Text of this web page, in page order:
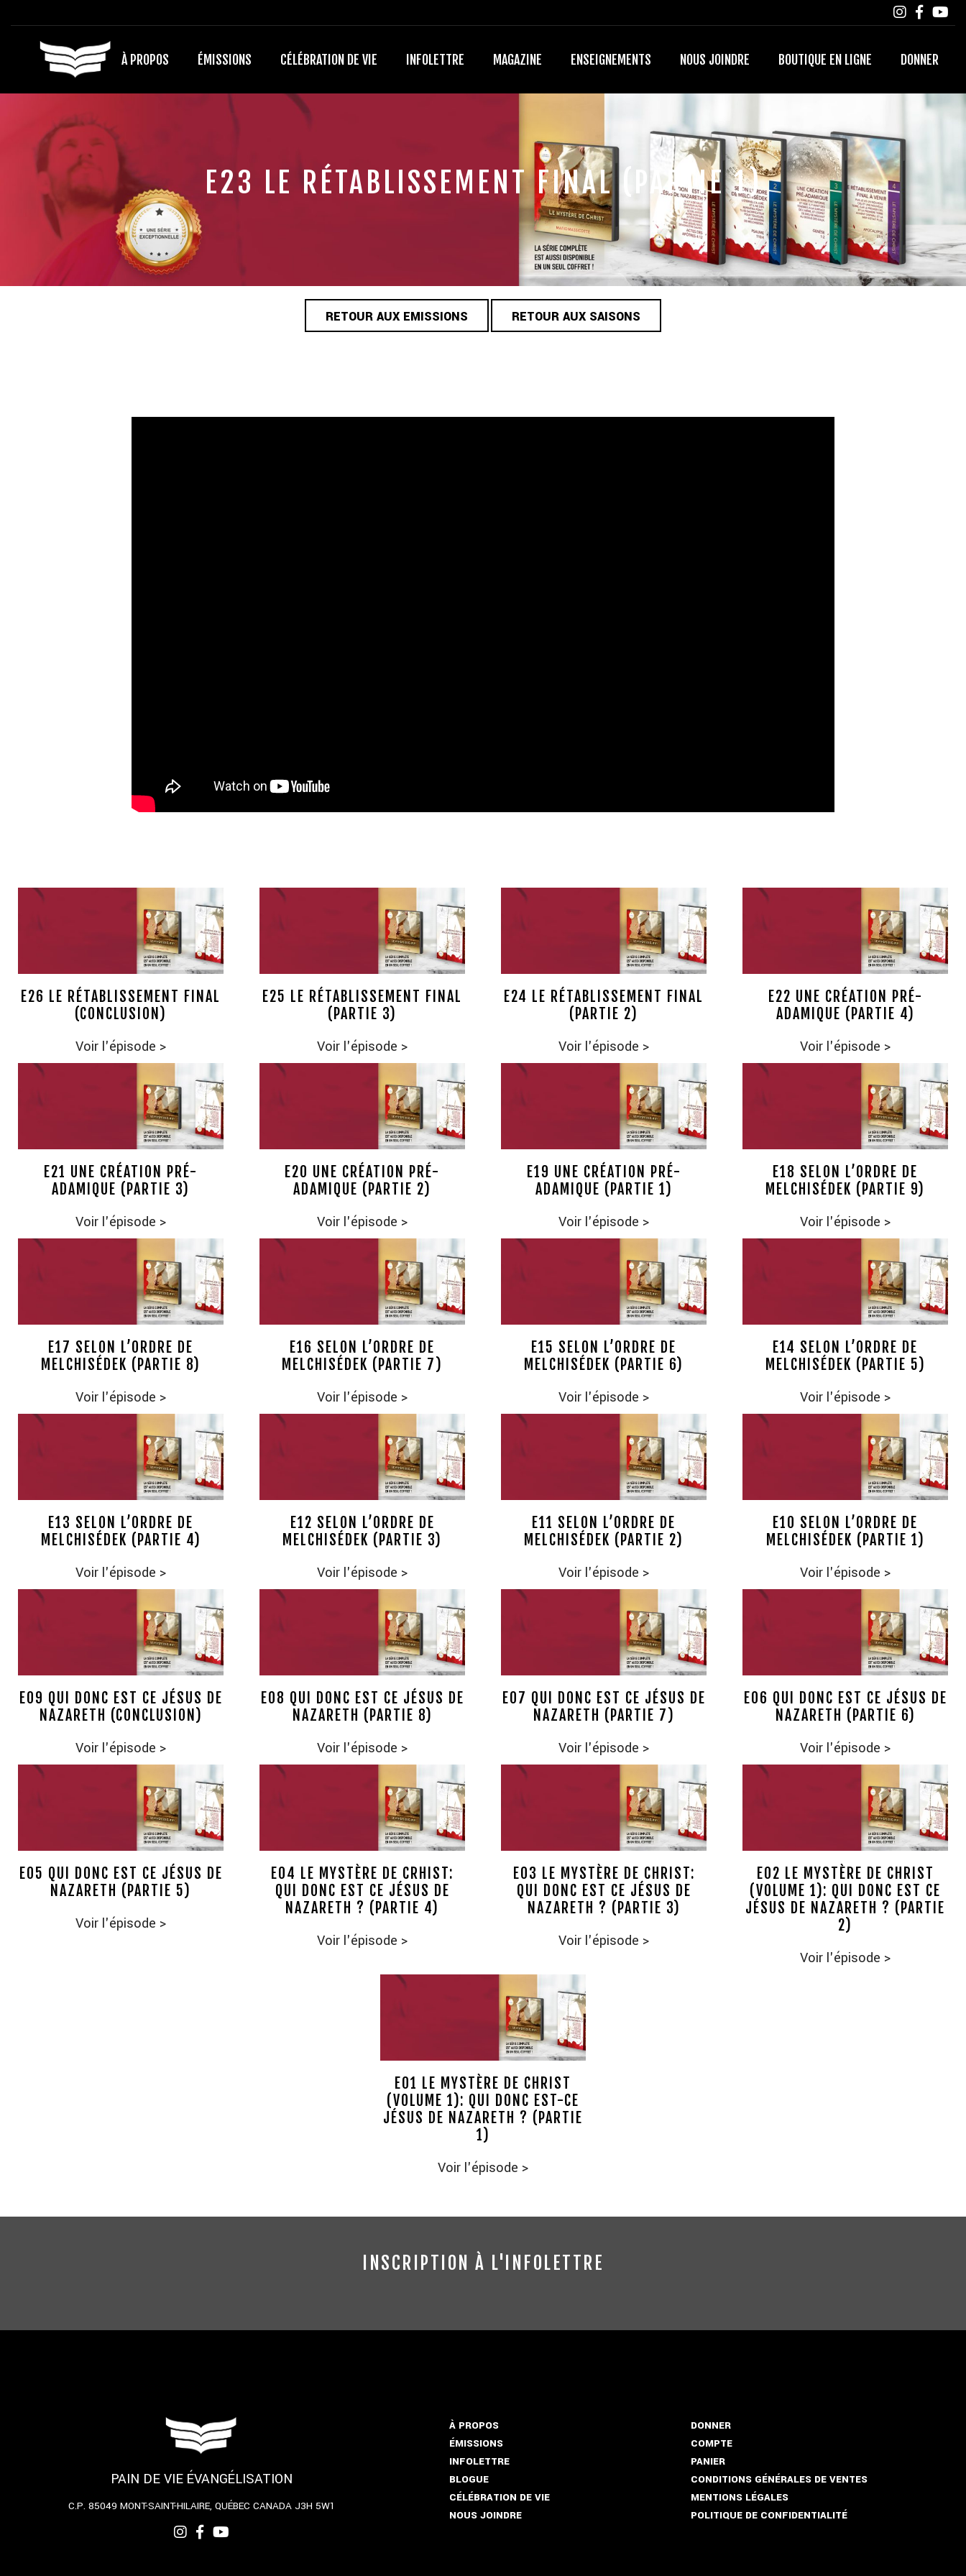
À PROPOS ÉMISSIONS CÉLÉBRATION DE VIE INFOLETTRE MAGAZINE ENSEIGNEMENTS NOUS JOINDRE BOUTIQUE EN LIGNE DONNER
E23 LE RÉTABLISSEMENT FINAL (PARTIE 1)
RETOUR AUX EMISSIONS RETOUR AUX SAISONS
E26 LE RÉTABLISSEMENT FINAL
(CONCLUSION)
Voir l'épisode >
E25 LE RÉTABLISSEMENT FINAL
(PARTIE 3)
Voir l'épisode >
E24 LE RÉTABLISSEMENT FINAL
(PARTIE 2)
Voir l'épisode >
E22 UNE CRÉATION PRÉ-
ADAMIQUE (PARTIE 4)
Voir l'épisode >
E21 UNE CRÉATION PRÉ-
ADAMIQUE (PARTIE 3)
Voir l'épisode >
E20 UNE CRÉATION PRÉ-
ADAMIQUE (PARTIE 2)
Voir l'épisode >
E19 UNE CRÉATION PRÉ-
ADAMIQUE (PARTIE 1)
Voir l'épisode >
E18 SELON L’ORDRE DE
MELCHISÉDEK (PARTIE 9)
Voir l'épisode >
E17 SELON L’ORDRE DE
MELCHISÉDEK (PARTIE 8)
Voir l'épisode >
E16 SELON L’ORDRE DE
MELCHISÉDEK (PARTIE 7)
Voir l'épisode >
E15 SELON L’ORDRE DE
MELCHISÉDEK (PARTIE 6)
Voir l'épisode >
E14 SELON L’ORDRE DE
MELCHISÉDEK (PARTIE 5)
Voir l'épisode >
E13 SELON L’ORDRE DE
MELCHISÉDEK (PARTIE 4)
Voir l'épisode >
E12 SELON L’ORDRE DE
MELCHISÉDEK (PARTIE 3)
Voir l'épisode >
E11 SELON L’ORDRE DE
MELCHISÉDEK (PARTIE 2)
Voir l'épisode >
E10 SELON L’ORDRE DE
MELCHISÉDEK (PARTIE 1)
Voir l'épisode >
E09 QUI DONC EST CE JÉSUS DE
NAZARETH (CONCLUSION)
Voir l'épisode >
E08 QUI DONC EST CE JÉSUS DE
NAZARETH (PARTIE 8)
Voir l'épisode >
E07 QUI DONC EST CE JÉSUS DE
NAZARETH (PARTIE 7)
Voir l'épisode >
E06 QUI DONC EST CE JÉSUS DE
NAZARETH (PARTIE 6)
Voir l'épisode >
E05 QUI DONC EST CE JÉSUS DE
NAZARETH (PARTIE 5)
Voir l'épisode >
E04 LE MYSTÈRE DE CRHIST:
QUI DONC EST CE JÉSUS DE
NAZARETH ? (PARTIE 4)
Voir l'épisode >
E03 LE MYSTÈRE DE CHRIST:
QUI DONC EST CE JÉSUS DE
NAZARETH ? (PARTIE 3)
Voir l'épisode >
E02 LE MYSTÈRE DE CHRIST
(VOLUME 1): QUI DONC EST CE
JÉSUS DE NAZARETH ? (PARTIE
2)
Voir l'épisode >
E01 LE MYSTÈRE DE CHRIST
(VOLUME 1): QUI DONC EST-CE
JÉSUS DE NAZARETH ? (PARTIE
1)
Voir l'épisode >
INSCRIPTION À L'INFOLETTRE
PAIN DE VIE ÉVANGÉLISATION
C.P. 85049 MONT-SAINT-HILAIRE, QUÉBEC CANADA J3H 5W1
À PROPOS
ÉMISSIONS
INFOLETTRE
BLOGUE
CÉLÉBRATION DE VIE
NOUS JOINDRE
DONNER
COMPTE
PANIER
CONDITIONS GÉNÉRALES DE VENTES
MENTIONS LÉGALES
POLITIQUE DE CONFIDENTIALITÉ